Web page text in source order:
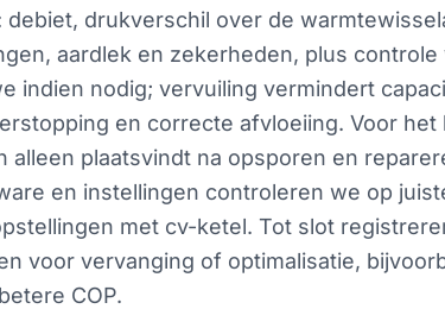
drukverschil over de
aardlek en zekerheden, plus
indien nodig; vervuiling vermindert
en correcte afvloeiing. Voor
alleen plaatsvindt na opsporen en
en instellingen controleren we op
met cv-ketel. Tot slot
voor vervanging of optimalisatie,
COP.